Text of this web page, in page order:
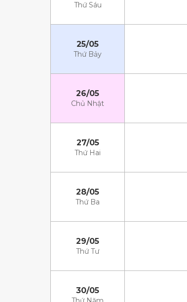
Thứ Sáu
25/05
Thứ Bảy
26/05
Chủ Nhật
27/05
Thứ Hai
28/05
Thứ Ba
29/05
Thứ Tư
30/05